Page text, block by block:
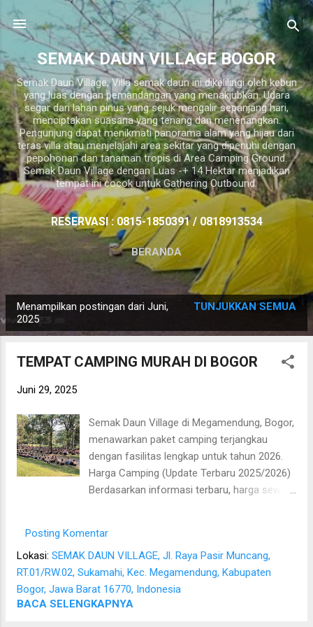
Langsung ke konten utama
SEMAK DAUN VILLAGE BOGOR
Semak Daun Village, Villa semak daun ini dikelilingi oleh kebun
yang luas dengan pemandangan yang menakjubkan. Udara
segar dari lahan pinus yang sejuk mengalir sepanjang hari,
menciptakan suasana yang tenang dan menenangkan.
Pengunjung dapat menikmati panorama alam yang hijau dari
teras villa atau menjelajahi area sekitar yang dipenuhi dengan
pepohonan dan tanaman tropis di Area Camping Ground.
Semak Daun Village dengan Luas -+ 14 Hektar menjadikan
tempat ini cocok untuk Gathering Outbound.
RESERVASI : 0815-1850391 / 0818913534
BERANDA
o
s
Menampilkan postingan dari Juni,
2025
TUNJUKKAN SEMUA
TEMPAT CAMPING MURAH DI BOGOR
Juni 29, 2025
Semak Daun Village di Megamendung, Bogor,
menawarkan paket camping terjangkau
dengan fasilitas lengkap untuk tahun 2026.
Harga Camping (Update Terbaru 2025/2026)
Berdasarkan informasi terbaru, harga sewa
per tenda. Sewa Villa/Kamar: Mulai dari
Rp450.000 per malam. Tiket Camping (Opsi
lain): Terdapat penawaran sekitar Rp250.000
per tenda per malam. Fasilitas yang Tersedia
Area camping seluas 14 hektar ini dilengkapi
Posting Komentar
Lokasi: SEMAK DAUN VILLAGE, Jl. Raya Pasir Muncang,
RT.01/RW.02, Sukamahi, Kec. Megamendung, Kabupaten
Bogor, Jawa Barat 16770, Indonesia
BACA SELENGKAPNYA